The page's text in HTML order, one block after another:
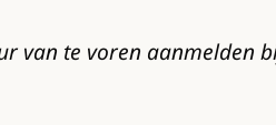
van te voren aanmelden